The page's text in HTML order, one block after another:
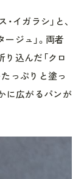
イガラシ」と、
ジュ」。両者
込んだ「クロ
っぷりと塗っ
に広がるパンが